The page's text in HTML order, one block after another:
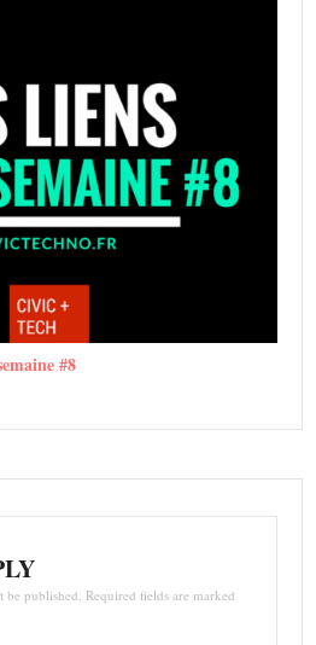
#8
published. Required fields are marked